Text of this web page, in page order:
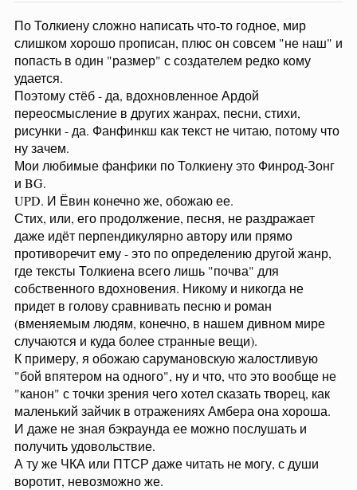
По Толкиену сложно написать что-то годное, мир
слишком хорошо прописан, плюс он совсем "не наш" и
попасть в один "размер" с создателем редко кому
удается.
Поэтому стёб - да, вдохновленное Ардой
переосмысление в других жанрах, песни, стихи,
рисунки - да. Фанфинкш как текст не читаю, потому что
ну зачем.
Мои любимые фанфики по Толкиену это Финрод-Зонг
и BG.
UPD. И Ёвин конечно же, обожаю ее.
Стих, или, его продолжение, песня, не раздражает
даже идёт перпендикулярно автору или прямо
противоречит ему - это по определению другой жанр,
где тексты Толкиена всего лишь "почва" для
собственного вдохновения. Никому и никогда не
придет в голову сравнивать песню и роман
(вменяемым людям, конечно, в нашем дивном мире
случаются и куда более странные вещи).
К примеру, я обожаю сарумановскую жалостливую
"бой впятером на одного", ну и что, что это вообще не
"канон" с точки зрения чего хотел сказать творец, как
маленький зайчик в отражениях Амбера она хороша.
И даже не зная бэкраунда ее можно послушать и
получить удовольствие.
А ту же ЧКА или ПТСР даже читать не могу, с души
воротит, невозможно же.